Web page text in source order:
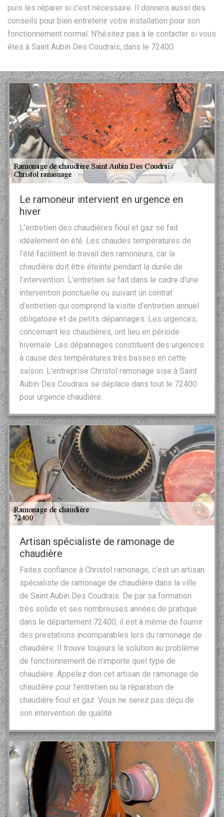
puis les réparer si c’est nécessaire. Il donnera aussi des
conseils pour bien entretenir votre installation pour son
fonctionnement normal. N’hésitez pas à le contacter si vous
êtes à Saint Aubin Des Coudrais, dans le 72400.
Le ramoneur intervient en urgence en
hiver
L’entretien des chaudières fioul et gaz se fait
idéalement en été. Les chaudes températures de
l’été facilitent le travail des ramoneurs, car la
chaudière doit être éteinte pendant la durée de
l’intervention. L’entretien se fait dans le cadre d’une
intervention ponctuelle ou suivant un contrat
d’entretien qui comprend la visite d’entretien annuel
obligatoire et de petits dépannages. Les urgences,
concernant les chaudières, ont lieu en période
hivernale. Les dépannages constituent des urgences
à cause des températures très basses en cette
saison. L’entreprise Christol ramonage sise à Saint
Aubin Des Coudrais se déplace dans tout le 72400
pour urgence chaudière.
Artisan spécialiste de ramonage de
chaudière
Faites confiance à Christol ramonage, c’est un artisan
spécialiste de ramonage de chaudière dans la ville
de Saint Aubin Des Coudrais. De par sa formation
très solide et ses nombreuses années de pratique
dans le département 72400, il est à même de fournir
des prestations incomparables lors du ramonage de
chaudière. Il trouve toujours la solution au problème
de fonctionnement de n’importe quel type de
chaudière. Appelez don cet artisan de ramonage de
chaudière pour l’entretien ou la réparation de
chaudière fioul et gaz. Vous ne serez pas déçu de
son intervention de qualité.